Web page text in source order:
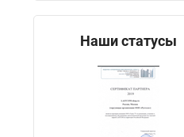
Наши статусы